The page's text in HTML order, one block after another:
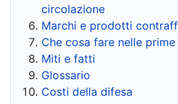
circolazione
Marchi e prodotti
Che cosa fare nelle
Miti e fatti
Glossario
Costi della difesa